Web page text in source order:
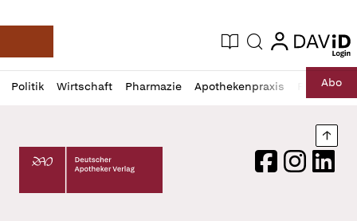
Deutsche Apotheker Zeitung
Aktuelle Ausgabe
Suche login
login
Politik Wirtschaft Pharmazie Apothekenpraxis RechtAbo
Profil
öffnen
Daz
Pur
Deutscher Apotheker Verlag Logo
FacebookInstagram